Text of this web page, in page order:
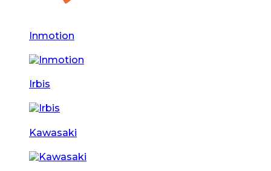
Inmotion
Irbis
Kawasaki